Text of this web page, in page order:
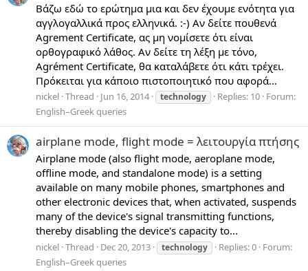
Βάζω εδώ το ερώτημα μια και δεν έχουμε ενότητα για
αγγλογαλλικά προς ελληνικά. :-) Αν δείτε πουθενά
Agrement Certificate, ας μη νομίσετε ότι είναι
ορθογραφικό λάθος. Αν δείτε τη λέξη με τόνο,
Agrément Certificate, θα καταλάβετε ότι κάτι τρέχει.
Πρόκειται για κάποιο πιστοποιητικό που αφορά...
nickel Thread Jun 16, 2014 technology Replies: 10 Forum:
English–Greek queries
airplane mode, flight mode = λειτουργία πτήσης
Airplane mode (also flight mode, aeroplane mode,
offline mode, and standalone mode) is a setting
available on many mobile phones, smartphones and
other electronic devices that, when activated, suspends
many of the device's signal transmitting functions,
thereby disabling the device's capacity to...
nickel Thread Dec 20, 2013 technology Replies: 0 Forum:
English–Greek queries